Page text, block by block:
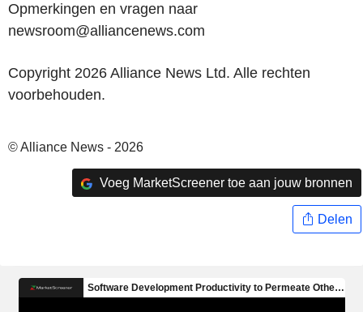
Opmerkingen en vragen naar
newsroom@alliancenews.com
Copyright 2026 Alliance News Ltd. Alle rechten
voorbehouden.
© Alliance News - 2026
Voeg MarketScreener toe aan jouw bronnen
Delen